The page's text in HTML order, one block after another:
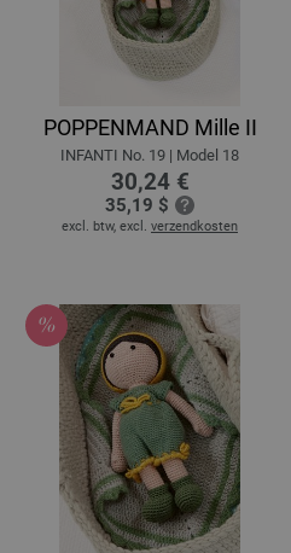
POPPENMAND Mille II
INFANTI No. 19 | Model 18
30,24 €
35,19 $
excl. btw, excl. verzendkosten